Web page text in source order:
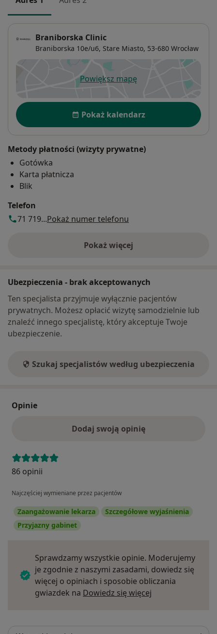
Braniborska Clinic
Braniborska 10e/u6, Stare Miasto, 53-680 Wrocław
Powiększ mapęotwiera się w nowej karcie
Dostępność
Pokaż kalendarz
Metody płatności (wizyty prywatne)
Gotówka
Karta płatnicza
Blik
Telefon
71 719...Pokaż numer telefonu
Pokaż więcej
o adresie
Ubezpieczenia - brak akceptowanych
Ten specjalista przyjmuje wyłącznie pacjentów
prywatnych. Możesz opłacić wizytę samodzielnie lub
znaleźć innego specjalistę, który akceptuje Twoje
ubezpieczenie.
Szukaj specjalistów według ubezpieczenia
Opinie
Dodaj swoją opinię
86 opinii
Najczęściej wymieniane przez pacjentów
Zaangażowanie lekarza
Szczegółowe wyjaśnienia
Przyjazny gabinet
Sprawdzamy wszystkie opinie. Moderujemy
je zgodnie z naszymi zasadami, dowiedz się
więcej o opiniach i sposobie obliczania
gwiazdek na Dowiedz się więcej